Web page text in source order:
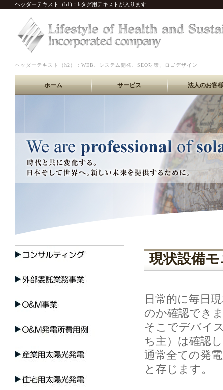
ヘッダーテキスト（h1)：hタグ用テキストが入ります
ヘッダーテキスト（h2）：WEB、システム開発、SEO対策、ロゴデザイン
ホーム サービス 法人のお客様
現状設備
日常的に毎日
のか確認でき
そこでデバイ
ち主）は確認
通常全ての発
と存じます。